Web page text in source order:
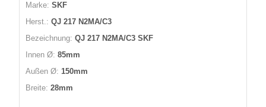
Marke: SKF
Herst.: QJ 217 N2MA/C3
Bezeichnung: QJ 217 N2MA/C3 SKF
Innen Ø: 85mm
Außen Ø: 150mm
Breite: 28mm